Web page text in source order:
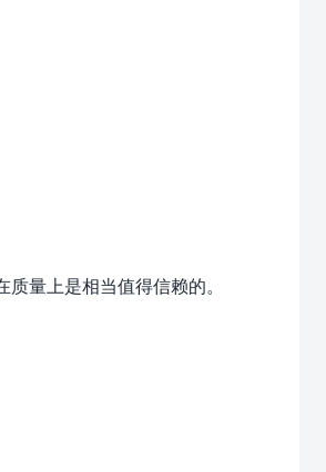
量上是相当值得信赖的。